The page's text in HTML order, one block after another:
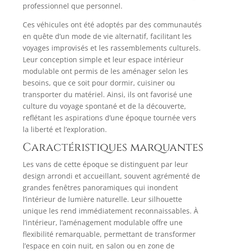
professionnel que personnel. ​
Ces véhicules ont été adoptés par des communautés
en quête d’un mode de vie alternatif, facilitant les
voyages improvisés et les rassemblements culturels.
Leur conception simple et leur espace intérieur
modulable ont permis de les aménager selon les
besoins, que ce soit pour dormir, cuisiner ou
transporter du matériel. Ainsi, ils ont favorisé une
culture du voyage spontané et de la découverte,
reflétant les aspirations d’une époque tournée vers
la liberté et l’exploration.
Caractéristiques marquantes
Les vans de cette époque se distinguent par leur
design arrondi et accueillant, souvent agrémenté de
grandes fenêtres panoramiques qui inondent
l’intérieur de lumière naturelle. Leur silhouette
unique les rend immédiatement reconnaissables. À
l’intérieur, l’aménagement modulable offre une
flexibilité remarquable, permettant de transformer
l’espace en coin nuit, en salon ou en zone de